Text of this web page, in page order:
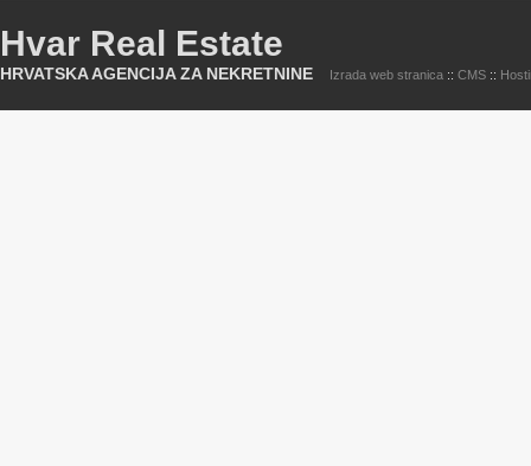
Hvar Real Estate
HRVATSKA AGENCIJA ZA NEKRETNINE Izrada web stranica :: CMS ::